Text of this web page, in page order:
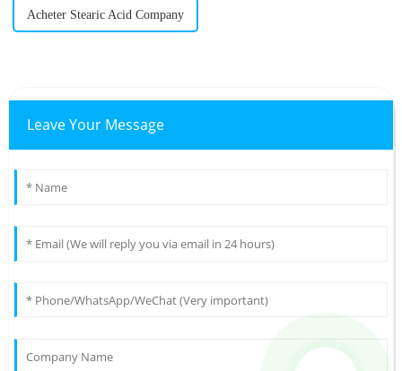
Acheter Stearic Acid Company
Leave Your Message